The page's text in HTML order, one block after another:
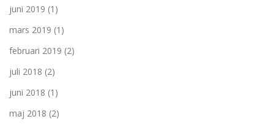
juni 2019 (1)
mars 2019 (1)
februari 2019 (2)
juli 2018 (2)
juni 2018 (1)
maj 2018 (2)